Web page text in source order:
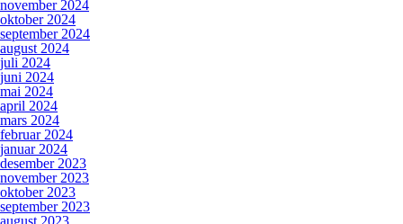
november 2024
oktober 2024
september 2024
august 2024
juli 2024
juni 2024
mai 2024
april 2024
mars 2024
februar 2024
januar 2024
desember 2023
november 2023
oktober 2023
september 2023
august 2023